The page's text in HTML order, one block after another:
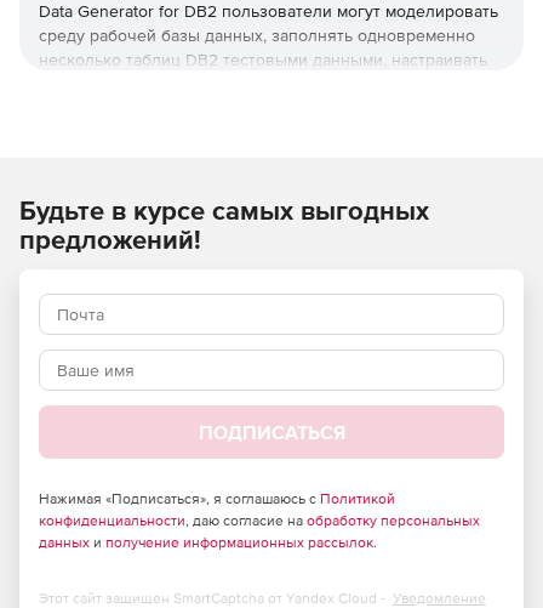
Data Generator for DB2 пользователи могут моделировать
среду рабочей базы данных, заполнять одновременно
несколько таблиц DB2 тестовыми данными, настраивать
вручную или выбирать их из SQL-запросов, регулировать
параметры генерации тестовых данных DB2 для каждого
типа поля и многое другое. В состав решения Data
быстрой генерации тестовых данных в БД DB2, а также
консольная утилита для создания тестовых данных при
помощи шаблонов.
Поддержка Unicode.
данных в SQL-сценарии без выполнения запросов на
Будьте в курсе самых выгодных
предложений!
ПОДПИСАТЬСЯ
Нажимая «Подписаться», я соглашаюсь с Политикой
конфиденциальности, даю согласие на обработку персональных
данных и получение информационных рассылок.
Этот сайт защищен SmartCaptcha от Yandex Cloud - Уведомление